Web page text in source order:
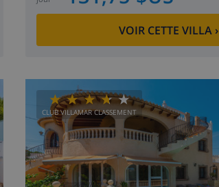
VOIR CETTE VILLA›
CLUB VILLAMAR CLASSEMENT